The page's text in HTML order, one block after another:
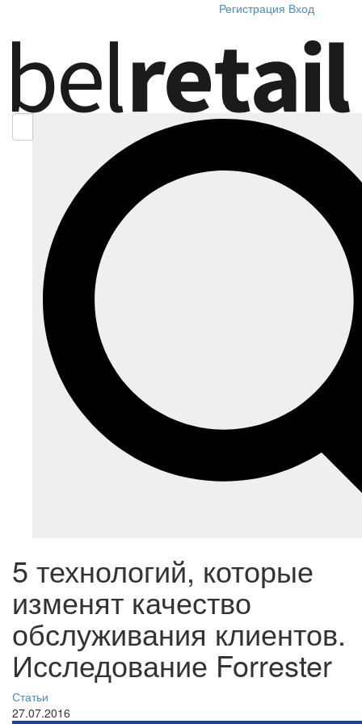
Регистрация Вход
5 технологий, которые
изменят качество
обслуживания клиентов.
Исследование Forrester
Статьи
27.07.2016